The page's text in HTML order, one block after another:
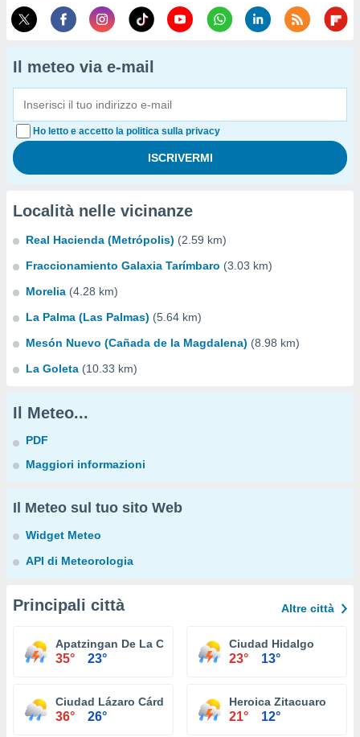
Il meteo via e-mail
Ho letto e accetto la politica sulla privacy
Località nelle vicinanze
Real Hacienda (Metrópolis) (2.59 km)
Fraccionamiento Galaxia Tarímbaro (3.03 km)
Morelia (4.28 km)
La Palma (Las Palmas) (5.64 km)
Mesón Nuevo (Cañada de la Magdalena) (8.98 km)
La Goleta (10.33 km)
Il Meteo...
PDF
Maggiori informazioni
Il Meteo sul tuo sito Web
Widget Meteo
API di Meteorologia
Principali città Altre città
Apatzingan De La Constitucion
35° 23°
Ciudad Hidalgo
23° 13°
Ciudad Lázaro Cárdenas
36° 26°
Heroica Zitacuaro
21° 12°